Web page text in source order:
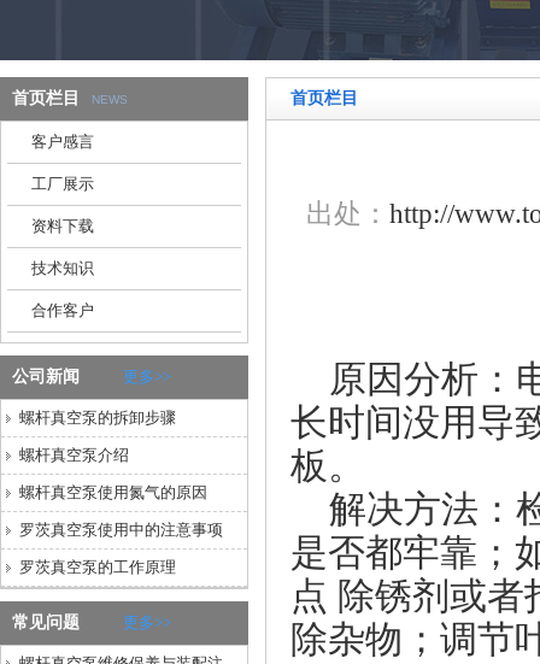
首页栏目 NEWS
客户感言
工厂展示
资料下载
技术知识
合作客户
公司新闻 更多>>
螺杆真空泵的拆卸步骤
螺杆真空泵介绍
螺杆真空泵使用氮气的原因
罗茨真空泵使用中的注意事项
罗茨真空泵的工作原理
常见问题 更多>>
首页栏目
出处： http://
原因分析：
长时间没用导
板。
解决方法：
是否都牢靠；
点 除锈剂 或者
除杂物；调